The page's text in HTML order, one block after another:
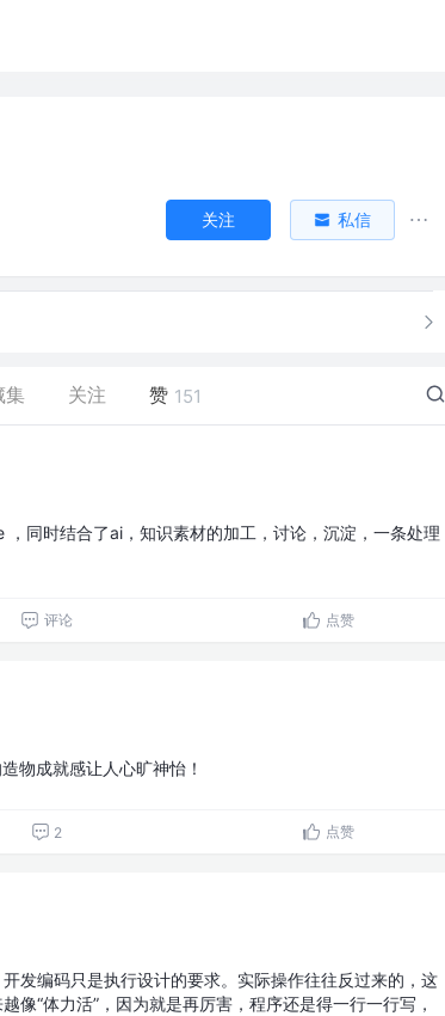
关注 私信
集 关注 赞 151
同时结合了ai，知识素材的加工，讨论，沉淀，一条处理
评论 点赞
物成就感让人心旷神怡！
2 点赞
发编码只是执行设计的要求。实际操作往往反过来的，这
像“体力活”，因为就是再厉害，程序还是得一行一行写，